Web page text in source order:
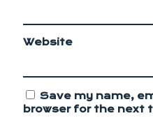
Website
Save my name,
browser for the next